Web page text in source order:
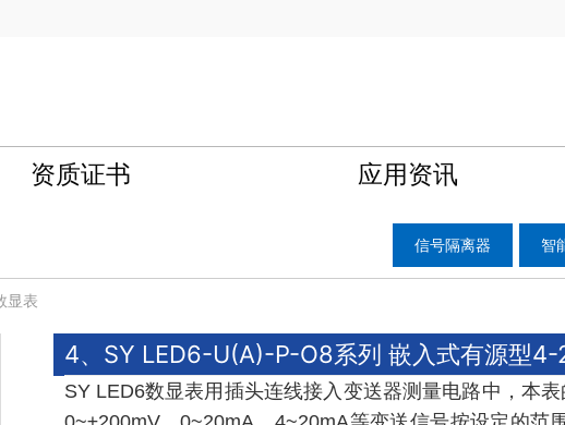
资质证书 应用资讯
信号隔离器 智
显表
4、SY LED6-U(A)-P-O8系列 嵌入式有源型4-
SY LED6数显表用插头连线接入变送器测量电路中，本